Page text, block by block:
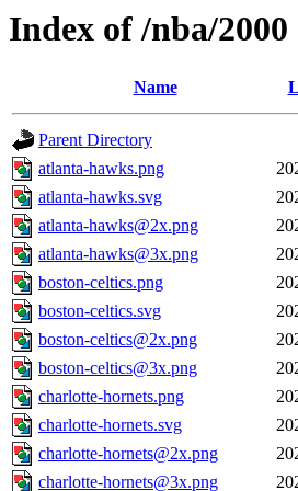
Index of /nba/2000
Name
Parent Directory
atlanta-hawks.png
atlanta-hawks.svg
atlanta-hawks@2x.png
atlanta-hawks@3x.png
boston-celtics.png
boston-celtics.svg
boston-celtics@2x.png
boston-celtics@3x.png
charlotte-hornets.png
charlotte-hornets.svg
charlotte-hornets@2x.png
charlotte-hornets@3x.png